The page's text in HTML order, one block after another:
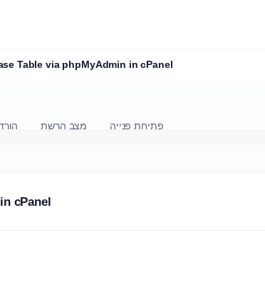
Table via phpMyAdmin in cPanel
מצב הרשת פתיחת פנייה
cPanel